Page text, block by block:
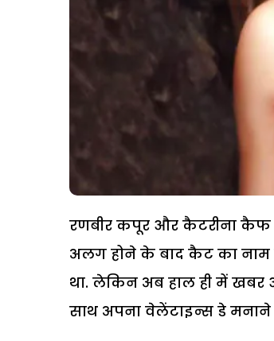
रणबीर कपूर और कैटरीना कैफ
अलग होने के बाद कैट का नाम
था. लेकिन अब हाल ही में खबर
साथ अपना वेलेंटाइन्स डे मनाने